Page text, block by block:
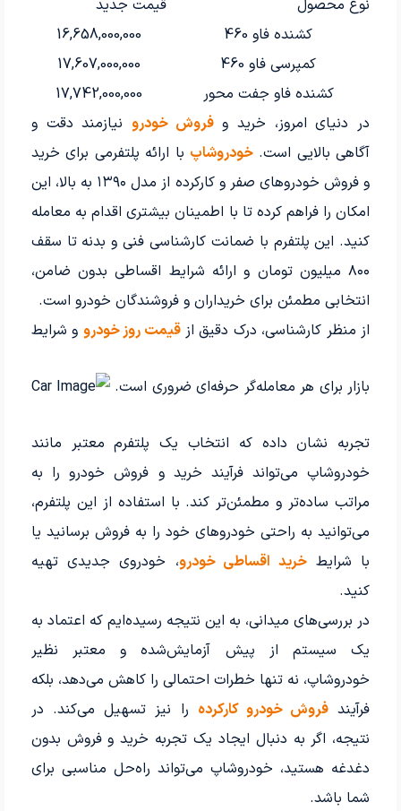
نوع محصول
قیمت جدید
کشنده فاو 460
16,658,000,000
کمپرسی فاو 460
17,607,000,000
کشنده فاو جفت محور
17,742,000,000
در دنیای امروز، خرید وفروش خودرو نیازمند دقت و
آگاهی بالایی است.خودروشاپ با ارائه پلتفرمی برای خرید
و فروش خودروهای صفر و کارکرده از مدل ۱۳۹۰ به بالا، این
امکان را فراهم کرده تا با اطمینان بیشتری اقدام به معامله
کنید. این پلتفرم با ضمانت کارشناسی فنی و بدنه تا سقف
۸۰۰ میلیون تومان و ارائه شرایط اقساطی بدون ضامن،
انتخابی مطمئن برای خریداران و فروشندگان خودرو است.
از منظر کارشناسی، درک دقیق ازقیمت روز خودرو و شرایط
بازار برای هر معامله‌گر حرفه‌ای ضروری است.
تجربه نشان داده که انتخاب یک پلتفرم معتبر مانند
خودروشاپ می‌تواند فرآیند خرید و فروش خودرو را به
مراتب ساده‌تر و مطمئن‌تر کند. با استفاده از این پلتفرم،
می‌توانید به راحتی خودروهای خود را به فروش برسانید یا
با شرایطخرید اقساطی خودرو، خودروی جدیدی تهیه
کنید.
در بررسی‌های میدانی، به این نتیجه رسیده‌ایم که اعتماد به
یک سیستم از پیش آزمایش‌شده و معتبر نظیر
خودروشاپ، نه تنها خطرات احتمالی را کاهش می‌دهد، بلکه
فرآیند فروش خودرو کارکرده را نیز تسهیل می‌کند. در
نتیجه، اگر به دنبال ایجاد یک تجربه خرید و فروش بدون
دغدغه هستید، خودروشاپ می‌تواند راه‌حل مناسبی برای
شما باشد.